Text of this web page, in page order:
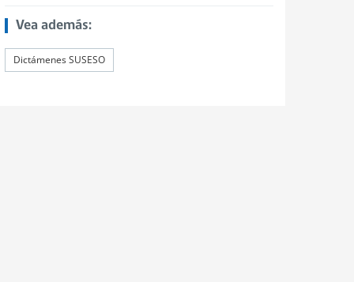
Vea además:
Dictámenes SUSESO